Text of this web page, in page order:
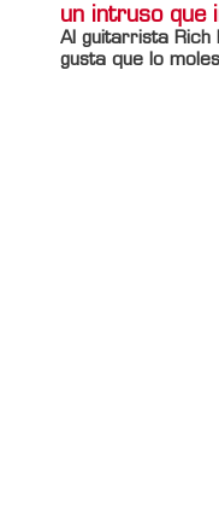
un intruso que
Al guitarrista Rich
gusta que lo